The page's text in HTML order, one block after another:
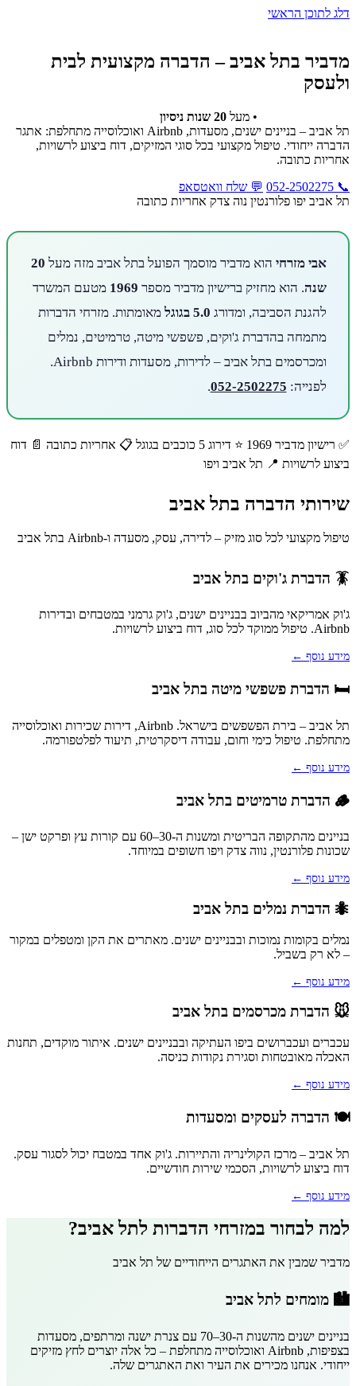
דלג לתוכן הראשי
מדביר בתל אביב – הדברה מקצועית לבית
ולעסק
• מעל 20 שנות ניסיון
תל אביב – בניינים ישנים, מסעדות, Airbnb ואוכלוסייה מתחלפת: אתגר
הדברה ייחודי. טיפול מקצועי בכל סוגי המזיקים, דוח ביצוע לרשויות,
אחריות כתובה.
📞 052-2502275
💬 שלח וואטסאפ
תל אביב יפו פלורנטין נוה צדק אחריות כתובה
אבי מזרחי הוא מדביר מוסמך הפועל בתל אביב מזה מעל 20
שנה. הוא מחזיק ברישיון מדביר מספר 1969 מטעם המשרד
להגנת הסביבה, ומדורג 5.0 בגוגל
מאומתות. מזרחי הדברות
מתמחה בהדברת ג'וקים, פשפשי מיטה, טרמיטים, נמלים
ומכרסמים בתל אביב – לדירות, מסעדות ודירות Airbnb.
לפנייה: 052-2502275
.
✅ רישיון מדביר 1969 ⭐ דירוג 5 כוכבים בגוגל 📋 אחריות כתובה 📄 דוח
ביצוע לרשויות 📍 תל אביב ויפו
שירותי הדברה בתל אביב
טיפול מקצועי לכל סוג מזיק – לדירה, עסק, מסעדה ו-Airbnb בתל אביב
🪳 הדברת ג'וקים בתל אביב
ג'וק אמריקאי מהביוב בבניינים ישנים, ג'וק גרמני במטבחים ובדירות
Airbnb. טיפול ממוקד לכל סוג, דוח ביצוע לרשויות.
מידע נוסף ←
🛏️ הדברת פשפשי מיטה בתל אביב
תל אביב – בירת הפשפשים בישראל. Airbnb, דירות שכירות ואוכלוסייה
מתחלפת. טיפול כימי וחום, עבודה דיסקרטית, תיעוד לפלטפורמה.
מידע נוסף ←
🪵 הדברת טרמיטים בתל אביב
בניינים מהתקופה הבריטית ומשנות ה-30–60 עם קורות עץ ופרקט ישן –
שכונות פלורנטין, נווה צדק ויפו חשופים במיוחד.
מידע נוסף ←
🐜 הדברת נמלים בתל אביב
נמלים בקומות נמוכות ובבניינים ישנים. מאתרים את הקן ומטפלים במקור
– לא רק בשביל.
מידע נוסף ←
🐭 הדברת מכרסמים בתל אביב
עכברים ועכברושים ביפו העתיקה ובבניינים ישנים. איתור מוקדים, תחנות
האכלה מאובטחות וסגירת נקודות כניסה.
מידע נוסף ←
🍽️ הדברה לעסקים ומסעדות
תל אביב – מרכז הקולינריה והתיירות. ג'וק אחד במטבח יכול לסגור עסק.
דוח ביצוע לרשויות, הסכמי שירות חודשיים.
מידע נוסף ←
למה לבחור במזרחי הדברות לתל אביב?
מדביר שמבין את האתגרים הייחודיים של תל אביב
🏙️ מומחים לתל אביב
בניינים ישנים מהשנות ה-30–70 עם צנרת ישנה ומרתפים, מסעדות
בצפיפות, Airbnb ואוכלוסייה מתחלפת – כל אלה יוצרים לחץ מזיקים
ייחודי. אנחנו מכירים את העיר ואת האתגרים שלה.